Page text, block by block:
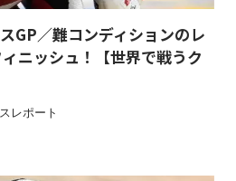
GP／難コンディションのレ
ニッシュ！【世界で戦うク
レポート